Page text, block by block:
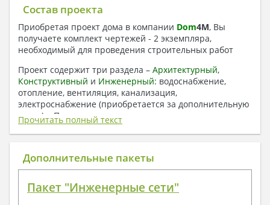
Состав проекта
Приобретая проект дома в компании Dom4M, Вы
получаете комплект чертежей - 2 экземпляра,
необходимый для проведения строительных работ
Проект содержит три раздела – Архитектурный,
Конструктивный и Инженерный: водоснабжение,
отопление, вентиляция, канализация,
электроснабжение (приобретается за дополнительную
плату) + Пояснительная записка.
1. Архитектурный раздел:
Общие данные по проекту
План координационных осей
Поэтажные маркировочные планы с
Прочитать полный текст
Дополнительные пакеты
Пакет "Инженерные сети"